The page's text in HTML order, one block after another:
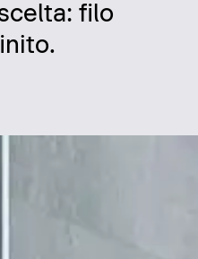
filo